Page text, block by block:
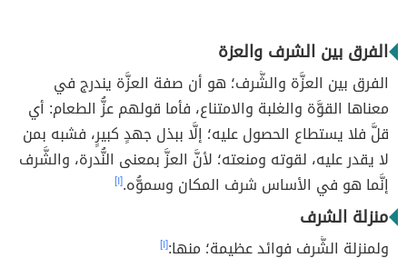
الفرق بين الشرف والعزة
الفرق بين العزَّة والشَّرف؛ هو أن صفة العزَّة يندرج في
معناها القوَّة والغلبة والامتناع، فأما قولهم عزُّ الطعام: أي
قلَّ فلا يستطاع الحصول عليه؛ إلَّا ببذل جهدٍ كبيرٍ، فشبه بمن
لا يقدر عليه، لقوته ومنعته؛ لأنَّ العزَّ بمعنى النُّدرة، والشَّرف
إنَّما هو في الأساس شرف المكان وسموُّه.[١]
منزلة الشرف
ولمنزلة الشَّرف فوائد عظيمة؛ منها:[١]